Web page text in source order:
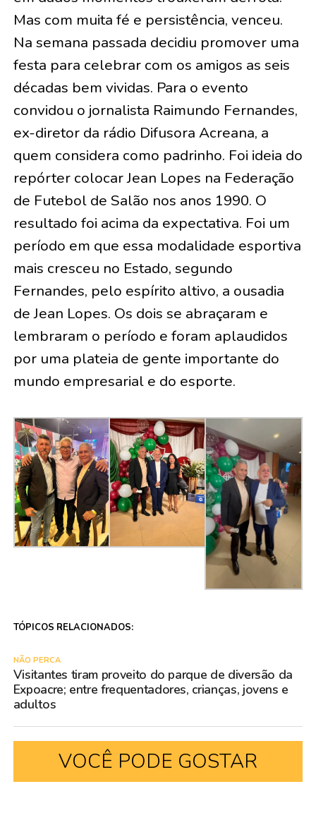
Mas com muita fé e persistência, venceu.
Na semana passada decidiu promover uma
festa para celebrar com os amigos as seis
décadas bem vividas. Para o evento
convidou o jornalista Raimundo Fernandes,
ex-diretor da rádio Difusora Acreana, a
quem considera como padrinho. Foi ideia do
repórter colocar Jean Lopes na Federação
de Futebol de Salão nos anos 1990. O
resultado foi acima da expectativa. Foi um
período em que essa modalidade esportiva
mais cresceu no Estado, segundo
Fernandes, pelo espírito altivo, a ousadia
de Jean Lopes. Os dois se abraçaram e
lembraram o período e foram aplaudidos
por uma plateia de gente importante do
mundo empresarial e do esporte.
TÓPICOS RELACIONADOS:
NÃO PERCA
Visitantes tiram proveito do parque de diversão da
Expoacre; entre frequentadores, crianças, jovens e
adultos
VOCÊ PODE GOSTAR